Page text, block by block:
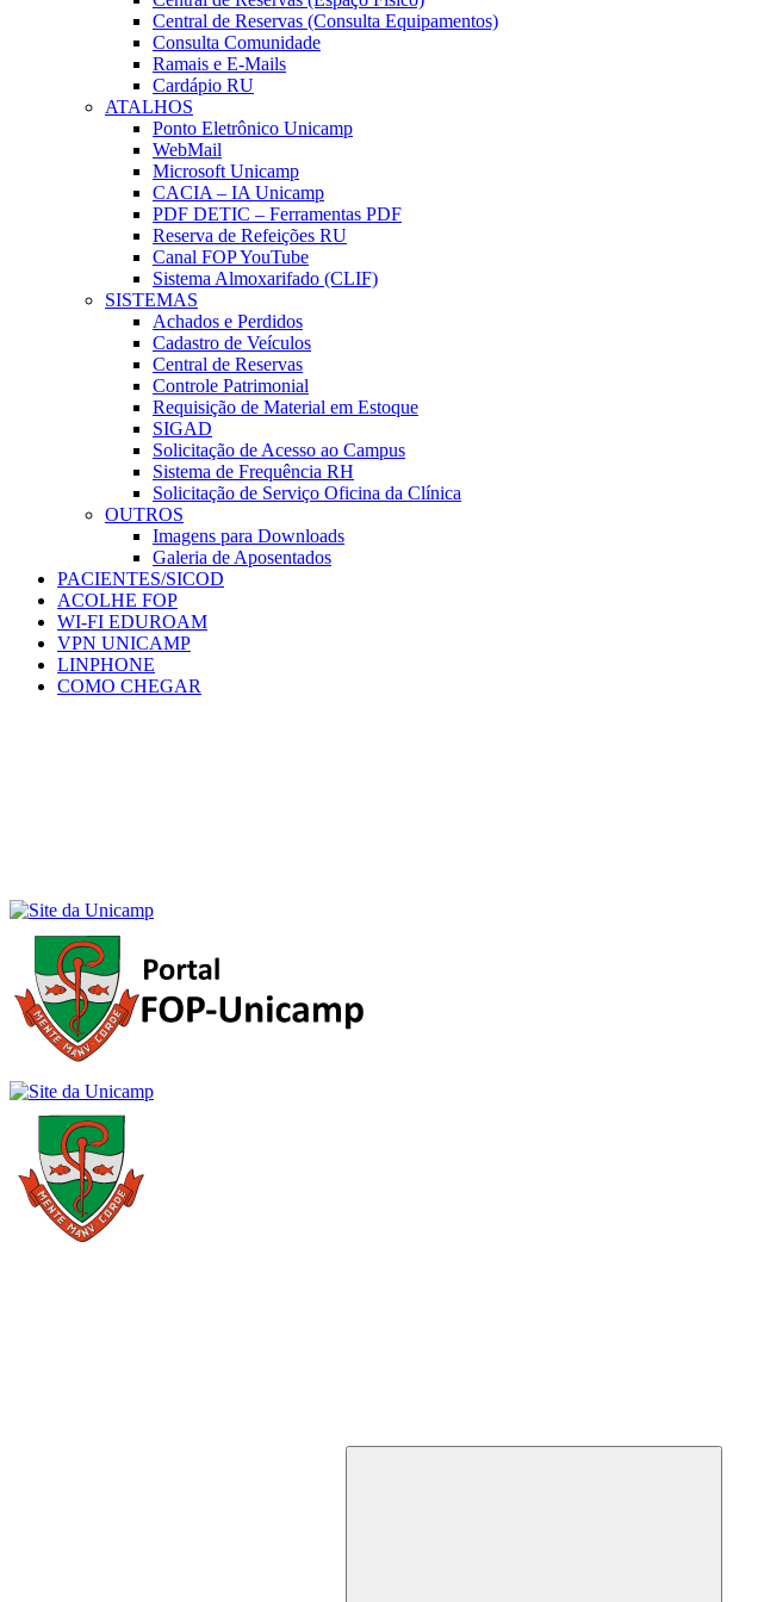
Central de Reservas (Consulta Equipamentos)
Consulta Comunidade
Ramais e E-Mails
Cardápio RU
ATALHOS
Ponto Eletrônico Unicamp
WebMail
Microsoft Unicamp
CACIA – IA Unicamp
PDF DETIC – Ferramentas PDF
Reserva de Refeições RU
Canal FOP YouTube
Sistema Almoxarifado (CLIF)
SISTEMAS
Achados e Perdidos
Cadastro de Veículos
Central de Reservas
Controle Patrimonial
Requisição de Material em Estoque
SIGAD
Solicitação de Acesso ao Campus
Sistema de Frequência RH
Solicitação de Serviço Oficina da Clínica
OUTROS
Imagens para Downloads
Galeria de Aposentados
PACIENTES/SICOD
ACOLHE FOP
WI-FI EDUROAM
VPN UNICAMP
LINPHONE
COMO CHEGAR